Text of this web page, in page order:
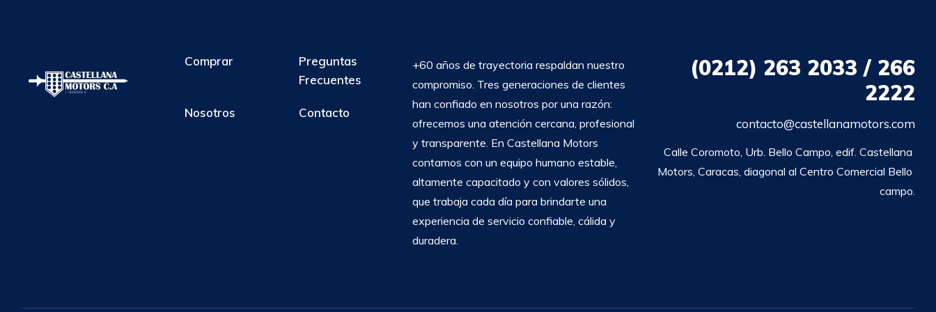
Comprar
Preguntas
Frecuentes
Nosotros Contacto
+60 años de trayectoria respaldan nuestro
compromiso. Tres generaciones de clientes
han confiado en nosotros por una razón:
ofrecemos una atención cercana, profesional
y transparente. En Castellana Motors
contamos con un equipo humano estable,
altamente capacitado y con valores sólidos,
que trabaja cada día para brindarte una
experiencia de servicio confiable, cálida y
duradera.
(0212) 263 2033 / 266
2222
contacto@castellanamotors.com
Calle Coromoto, Urb. Bello Campo, edif. Castellana
Motors, Caracas, diagonal al Centro Comercial Bello
campo.